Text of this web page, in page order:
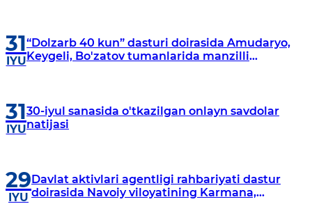
31
IYU
“Dolzarb 40 kun” dasturi doirasida Amudaryo,
Keygeli, Bo'zatov tumanlarida manzilli
31
IYU
30-iyul sanasida o'tkazilgan onlayn savdolar
natijasi
29
IYU
Davlat aktivlari agentligi rahbariyati dastur
doirasida Navoiy viloyatining Karmana,